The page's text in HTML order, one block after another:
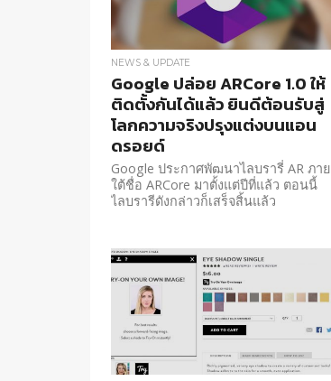
NEWS & UPDATE
Google ปล่อย ARCore 1.0 ให้
ติดตั้งกันได้แล้ว ยินดีต้อนรับสู่
โลกความจริงปรุงแต่งบนแอน
ดรอยด์
Google ประกาศพัฒนาไลบรารี่ AR ภาย
ใต้ชื่อ ARCore มาตั้งแต่ปีที่แล้ว ตอนนี้
ไลบรารีดังกล่าวก็เสร็จสิ้นแล้ว